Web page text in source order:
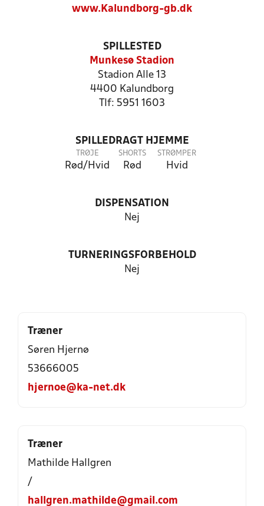
www.Kalundborg-gb.dk
SPILLESTED
Munkesø Stadion
Stadion Alle 13
4400 Kalundborg
Tlf: 5951 1603
SPILLEDRAGT HJEMME
TRØJE
Rød/Hvid
SHORTS
Rød
STRØMPER
Hvid
DISPENSATION
Nej
TURNERINGSFORBEHOLD
Nej
Træner
Søren Hjernø
53666005
hjernoe@ka-net.dk
Træner
Mathilde Hallgren
/
hallgren.mathilde@gmail.com